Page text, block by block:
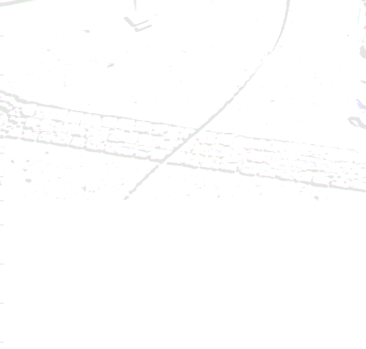
Brandeinsatz - BMA - 06.02.2024
Technischer Einsatz - Ölspur - 26.01.2024